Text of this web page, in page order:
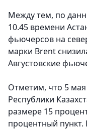
Между тем, по
10.45 времени
фьючерсов на
марки Brent
Августовские
Отметим, что 5
Республики
размере 15
процентный пункт.